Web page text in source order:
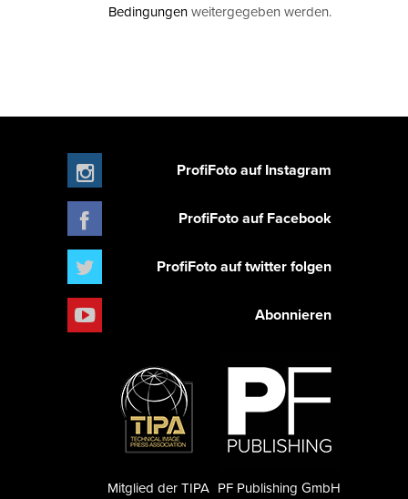
Bedingungenweitergegeben werden.
ProfiFoto auf Instagram
ProfiFoto auf Facebook
ProfiFoto auf twitter folgen
Abonnieren
PF Publishing GmbH
Mitglied der TIPA